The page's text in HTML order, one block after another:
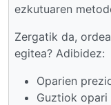
ezkutuaren
Zergatik da,
egitea? Adibidez:
Oparien
Guztiok opari